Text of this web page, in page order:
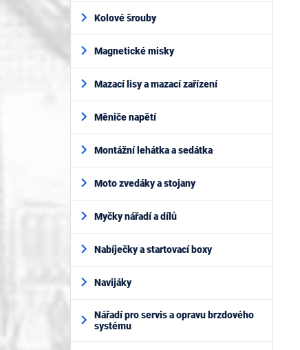
Kolové šrouby
Magnetické misky
Mazací lisy a mazací zařízení
Měniče napětí
Montážní lehátka a sedátka
Moto zvedáky a stojany
Myčky nářadí a dílů
Nabíječky a startovací boxy
Navijáky
Nářadí pro servis a opravu brzdového
systému